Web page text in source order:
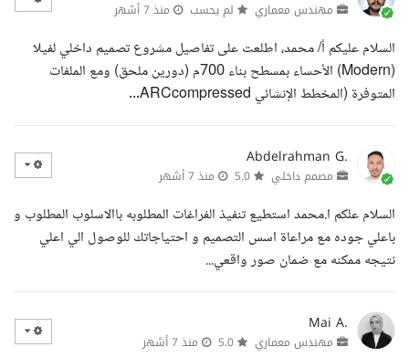
مهندس معماري لم يحسب منذ 7 أشهر
السلام عليكم أ/ محمد، اطلعت على تفاصيل مشروع تصميم داخلي لفيلا
(Modern) الأحساء بمسطح بناء 700م (دورين ملحق) ومع الملفات
المتوفرة (المخطط الإنشائي ARCcompressed...
Abdelrahman G.
مصمم داخلي منذ 7 أشهر
السلام علكم ا.محمد استطيع تنفيذ الفراغات المطلوبه باالاسلوب المطلوب و
باعلي جوده مع مراعاة اسس التصميم و احتياجاتك للوصول الي اعلي
نتيجه ممكنه مع ضمان صور واقعي...
Mai A.
مهندس معماري منذ 7 أشهر